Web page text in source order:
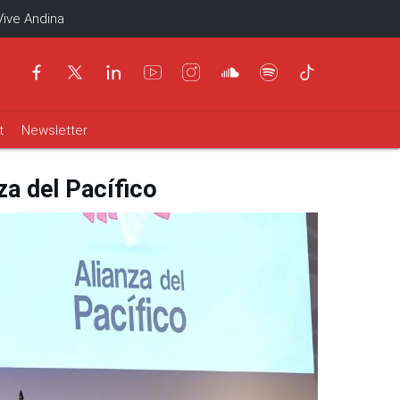
Andina
Newsletter
del Pacífico